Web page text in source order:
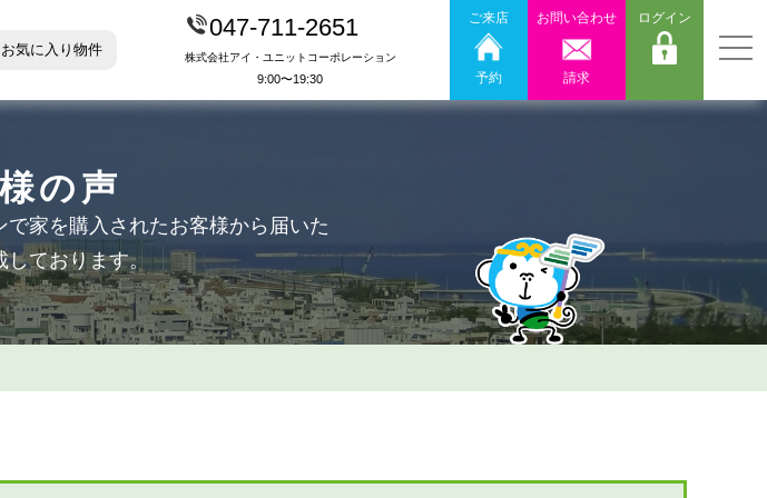
お気に入り物件
047-711-2651
株式会社アイ・ユニットコーポレーション
9:00〜19:30
ご来店
予約
お問い合わせ
請求
ログイン
の声
家を購入されたお客様から届いた
しております。